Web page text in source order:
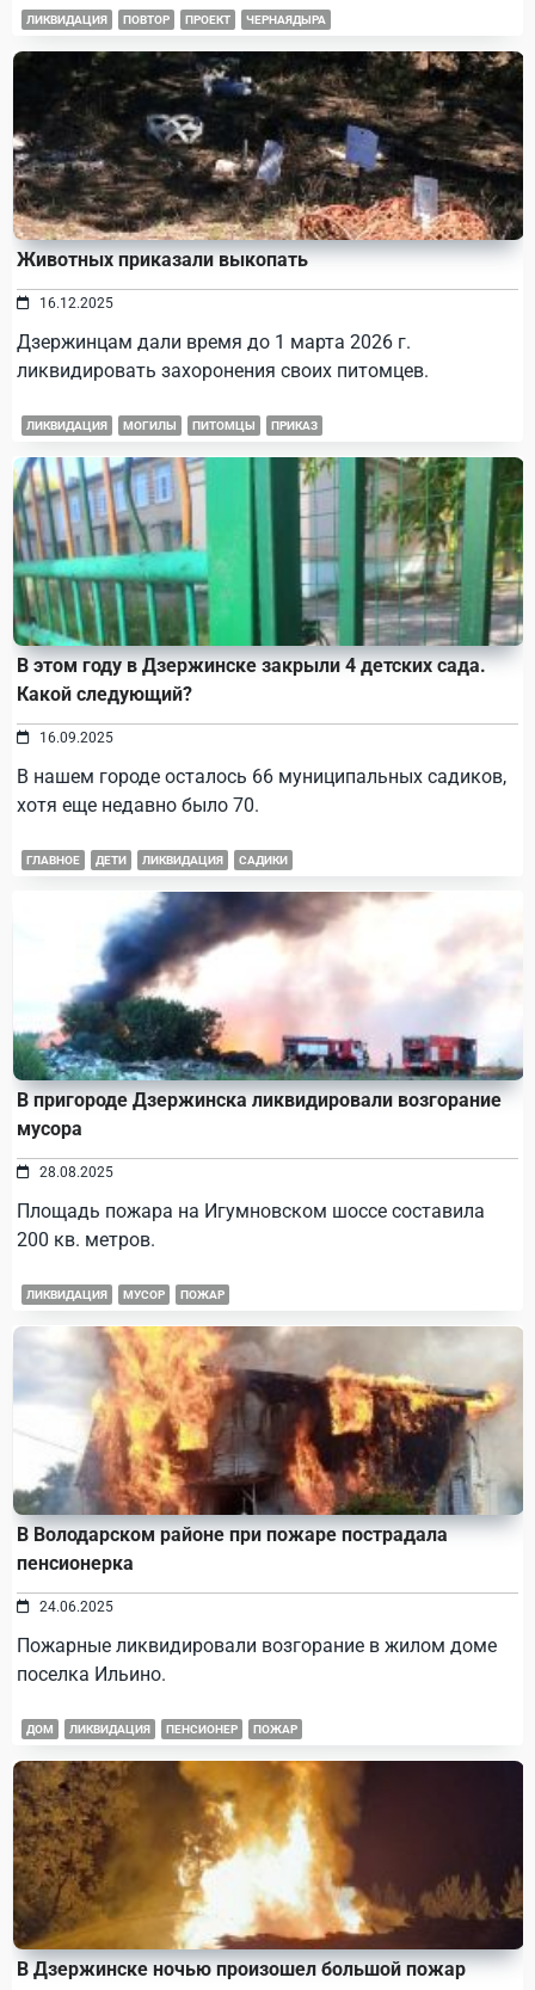
ЛИКВИДАЦИЯ ПОВТОР ПРОЕКТ ЧЕРНАЯДЫРА
Животных приказали выкопать
16.12.2025
Дзержинцам дали время до 1 марта 2026 г.
ликвидировать захоронения своих питомцев.
ЛИКВИДАЦИЯ МОГИЛЫ ПИТОМЦЫ ПРИКАЗ
В этом году в Дзержинске закрыли 4 детских сада.
Какой следующий?
16.09.2025
В нашем городе осталось 66 муниципальных садиков,
хотя еще недавно было 70.
ГЛАВНОЕ ДЕТИ ЛИКВИДАЦИЯ САДИКИ
В пригороде Дзержинска ликвидировали возгорание
мусора
28.08.2025
Площадь пожара на Игумновском шоссе составила
200 кв. метров.
ЛИКВИДАЦИЯ МУСОР ПОЖАР
В Володарском районе при пожаре пострадала
пенсионерка
24.06.2025
Пожарные ликвидировали возгорание в жилом доме
поселка Ильино.
ДОМ ЛИКВИДАЦИЯ ПЕНСИОНЕР ПОЖАР
В Дзержинске ночью произошел большой пожар